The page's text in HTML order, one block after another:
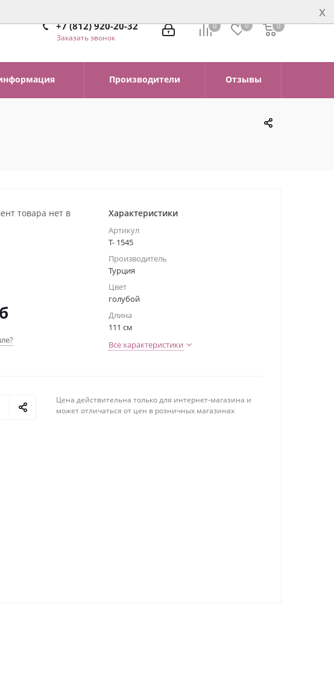
x
0 0 0
0
+7 (812) 920-20-32
Заказать звонок
Производители Отзывы
товара нет в
Характеристики
Артикул
Т- 1545
Производитель
Турция
Цвет
голубой
Длина
111 см
Все характеристики
Цена действительна только для интернет-магазина и
может отличаться от цен в розничных магазинах